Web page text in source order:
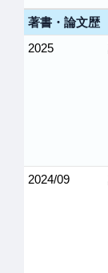
著書・論文歴
2025
2024/09